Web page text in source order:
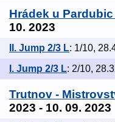
Hrádek u
10. 2023
II. Jump 2/3 L: 1/10,
I. Jump 2/3 L: 2/10,
Trutnov -
2023 - 10. 09. 2023